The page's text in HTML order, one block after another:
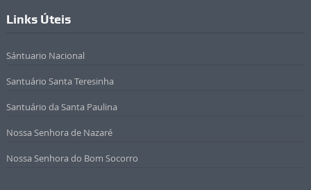
Links Úteis
Sántuario Nacional
Santuário Santa Teresinha
Santuário da Santa Paulina
Nossa Senhora de Nazaré
Nossa Senhora do Bom Socorro